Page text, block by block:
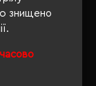
знищено